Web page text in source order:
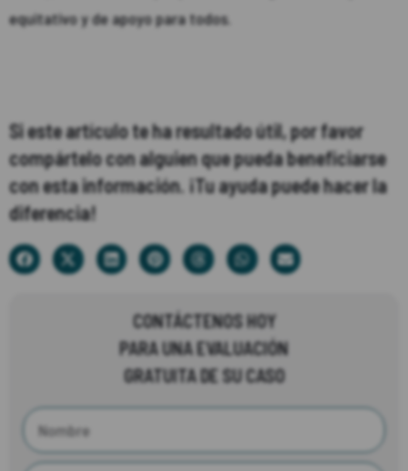
equitativo y de apoyo para todos.
Si este artículo te ha resultado útil, por favor
compártelo con alguien que pueda beneficiarse
con esta información. ¡Tu ayuda puede hacer la
diferencia!
CONTÁCTENOS HOY
PARA UNA EVALUACIÓN
GRATUITA DE SU CASO